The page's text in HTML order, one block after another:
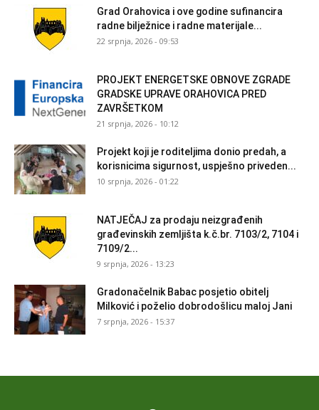
Grad Orahovica i ove godine sufinancira
radne bilježnice i radne materijale...
22 srpnja, 2026 - 09:53
PROJEKT ENERGETSKE OBNOVE ZGRADE
GRADSKE UPRAVE ORAHOVICA PRED
ZAVRŠETKOM
21 srpnja, 2026 - 10:12
Projekt koji je roditeljima donio predah, a
korisnicima sigurnost, uspješno priveden...
10 srpnja, 2026 - 01:22
NATJEČAJ za prodaju neizgrađenih
građevinskih zemljišta k.č.br. 7103/2, 7104 i
7109/2...
9 srpnja, 2026 - 13:23
Gradonačelnik Babac posjetio obitelj
Milković i poželio dobrodošlicu maloj Jani
7 srpnja, 2026 - 15:37